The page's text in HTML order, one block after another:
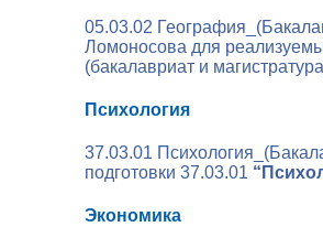
05.03.02
Ломоносова для
(бакалавриат и
Психология
37.03.01
подготовки 37.03.01
Экономика